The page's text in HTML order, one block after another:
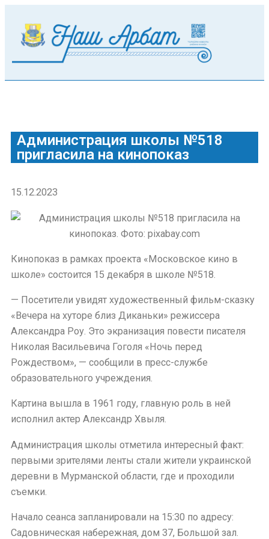
Администрация школы №518
пригласила на кинопоказ
15.12.2023
Кинопоказ в рамках проекта «Московское кино в
школе» состоится 15 декабря в школе №518.
— Посетители увидят художественный фильм-сказку
«Вечера на хуторе близ Диканьки» режиссера
Александра Роу. Это экранизация повести писателя
Николая Васильевича Гоголя «Ночь перед
Рождеством», — сообщили в пресс-службе
образовательного учреждения.
Картина вышла в 1961 году, главную роль в ней
исполнил актер Александр Хвыля.
Администрация школы отметила интересный факт:
первыми зрителями ленты стали жители украинской
деревни в Мурманской области, где и проходили
съемки.
Начало сеанса запланировали на 15:30 по адресу:
Садовническая набережная, дом 37, Большой зал.